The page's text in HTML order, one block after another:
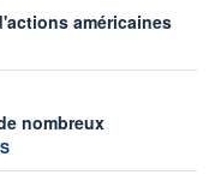
américaines
nombreux
par